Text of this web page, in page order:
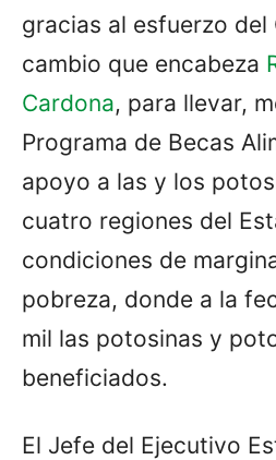
gracias al esfuerzo del
cambio que encabeza
Cardona, para llevar,
Programa de Becas
apoyo a las y los
cuatro regiones del
condiciones de
pobreza, donde a la
mil las potosinas y
beneficiados.
El Jefe del Ejecutivo